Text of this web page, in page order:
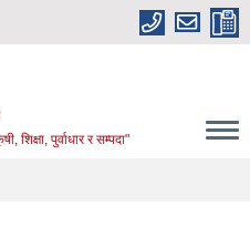
शिक्षा, पुर्वाधार र सम्पदा"